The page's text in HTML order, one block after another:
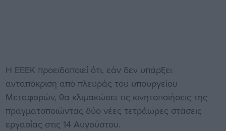
Η ΕΕΕΚ προειδοποιεί ότι, εάν δεν υπάρξει
ανταπόκριση από πλευράς του υπουργείου
Μεταφορών, θα κλιμακώσει τις κινητοποιήσεις της
πραγματοποιώντας δύο νέες τετράωρες στάσεις
εργασίας στις 14 Αυγούστου.